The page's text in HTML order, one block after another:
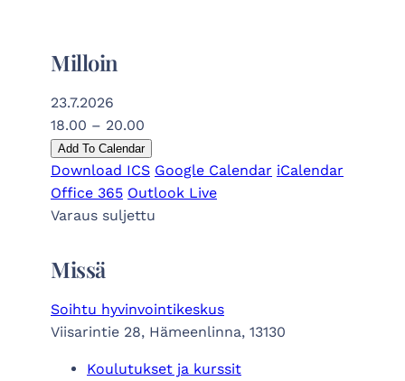
Milloin
23.7.2026
18.00 – 20.00
Add To Calendar
Download ICS Google Calendar iCalendar
Office 365 Outlook Live
Varaus suljettu
Missä
Soihtu hyvinvointikeskus
Viisarintie 28, Hämeenlinna, 13130
Koulutukset ja kurssit